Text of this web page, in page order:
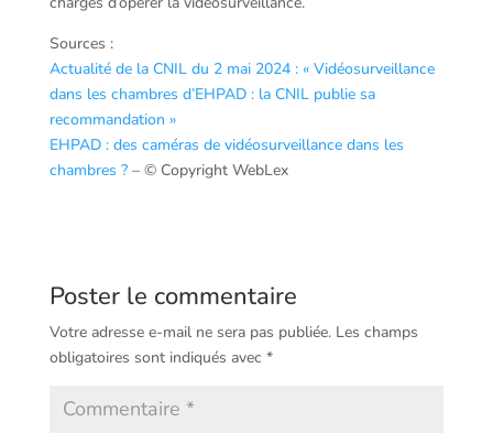
Sources :
Actualité de la CNIL du 2 mai 2024 : « Vidéosurveillance
dans les chambres d’EHPAD : la CNIL publie sa
recommandation »
EHPAD : des caméras de vidéosurveillance dans les
chambres ?– © Copyright WebLex
Poster le commentaire
Votre adresse e-mail ne sera pas publiée. Les champs
obligatoires sont indiqués avec *